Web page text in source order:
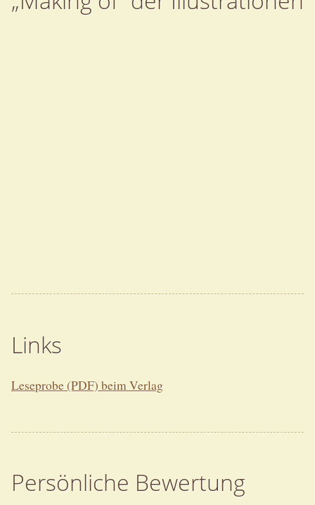
Links
Leseprobe (PDF) beim Verlag
Persönliche Bewertung